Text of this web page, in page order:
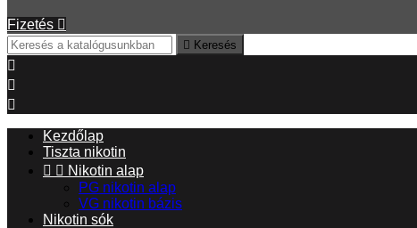
Fizetés 
 Keresés



Kezdőlap
Tiszta nikotin
  Nikotin alap
PG nikotin alap
VG nikotin bázis
Nikotin sók